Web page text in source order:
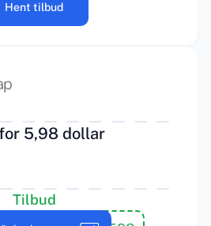
Hent tilbud
5,98 dollar
Tilbud